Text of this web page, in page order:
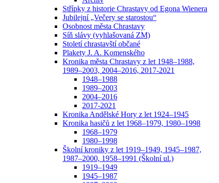
Střípky z historie Chrastavy od Egona Wienera
Jubilejní „Večery se starostou“
Osobnost města Chrastavy
Síň slávy (vyhlašovaná ZM)
Století chrastavští občané
Plakety J. A. Komenského
Kronika města Chrastavy z let 1948–1988,
1989–2003, 2004–2016, 2017-2021
1948–1988
1989–2003
2004–2016
2017-2021
Kronika Andělské Hory z let 1924–1945
Kronika hasičů z let 1968–1979, 1980–1998
1968–1979
1980–1998
Školní kroniky z let 1919–1949, 1945–1987,
1987–2000, 1958–1991 (Školní ul.)
1919–1949
1945–1987